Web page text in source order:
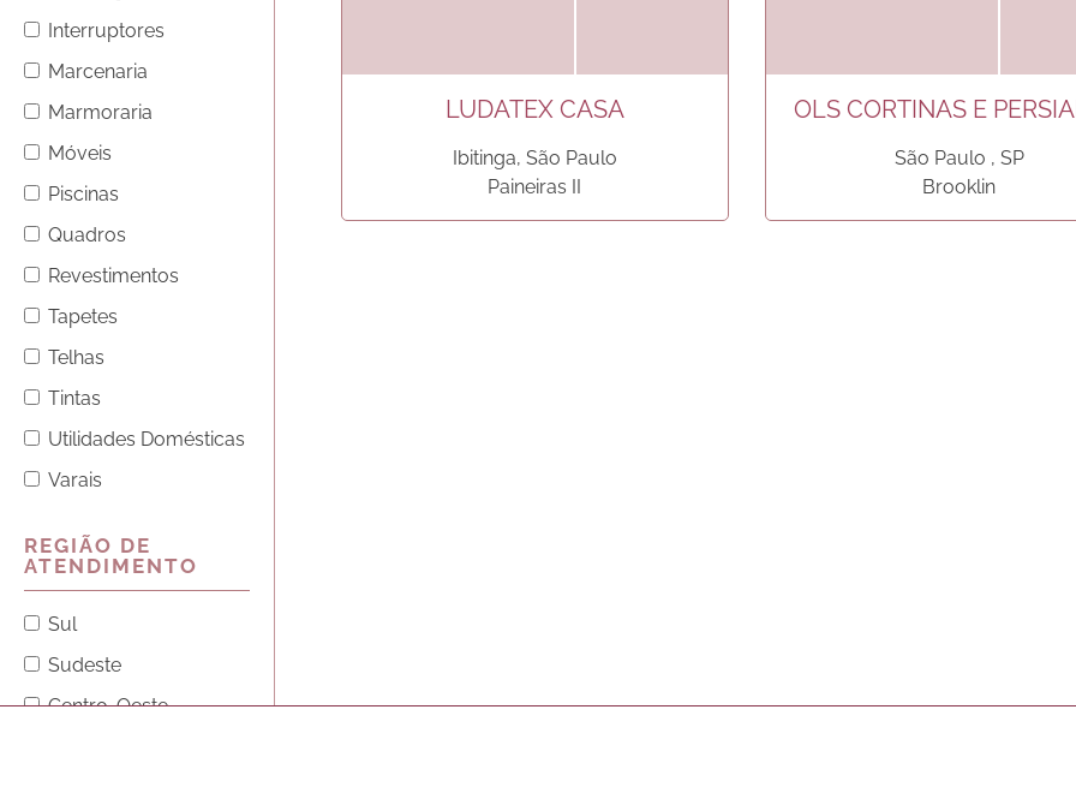
Interruptores
Marcenaria
Marmoraria
Móveis
Piscinas
Quadros
Revestimentos
Tapetes
Telhas
Tintas
Utilidades Domésticas
Varais
REGIÃO DE
ATENDIMENTO
Sul
Sudeste
Centro-Oeste
LUDATEX CASA
Ibitinga, São Paulo
Paineiras II
OLS CORTINAS E
São Paulo , SP
Brooklin